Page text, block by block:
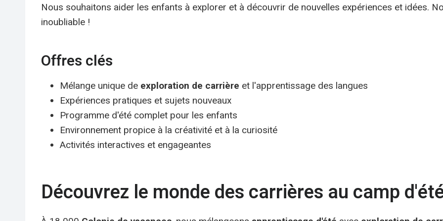
Nous souhaitons aider les enfants à explorer et à découvrir de nouvelles expériences et idées.
inoubliable !
Offres clés
Mélange unique de exploration de carrière et l'apprentissage des langues
Expériences pratiques et sujets nouveaux
Programme d'été complet pour les enfants
Environnement propice à la créativité et à la curiosité
Activités interactives et engageantes
Découvrez le monde des carrières au camp